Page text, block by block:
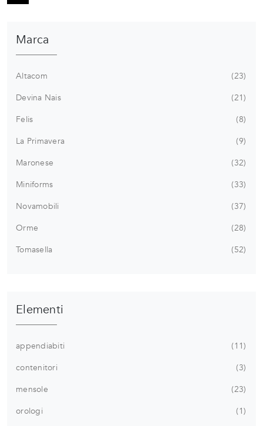
Marca
Altacom
23
Devina Nais
21
Felis
8
La Primavera
9
Maronese
32
Miniforms
33
Novamobili
37
Orme
28
Tomasella
52
Elementi
appendiabiti
11
contenitori
3
mensole
23
orologi
1